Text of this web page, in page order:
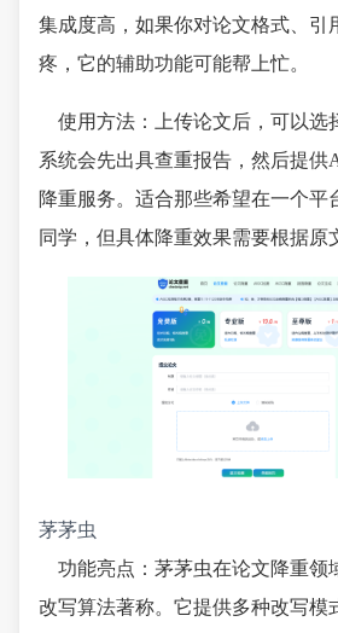
集成度高，如果你对论文格式、引
疼，它的辅助功能可能帮上忙。
使用方法：上传论文后，可以选
系统会先出具查重报告，然后提供
降重服务。适合那些希望在一个平
同学，但具体降重效果需要根据原
茅茅虫
功能亮点：茅茅虫在论文降重领
改写算法著称。它提供多种改写模